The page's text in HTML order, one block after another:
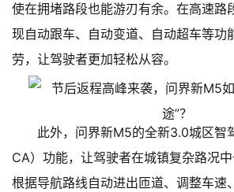
使在拥堵路段也能游刃有余。在高速路
现自动跟车、自动变道、自动超车等功
劳，让驾驶者更加轻松从容。
此外，问界新M5的全新3.0城区智
CA）功能，让驾驶者在城镇复杂路况
根据导航路线自动进出匝道、调整车速